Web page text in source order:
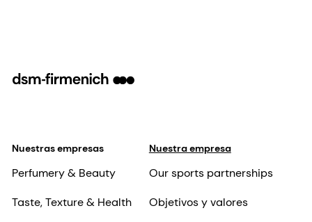
Nuestras empresas
Perfumery & Beauty
Taste, Texture & Health
Nuestra empresa
Our sports partnerships
Objetivos y valores